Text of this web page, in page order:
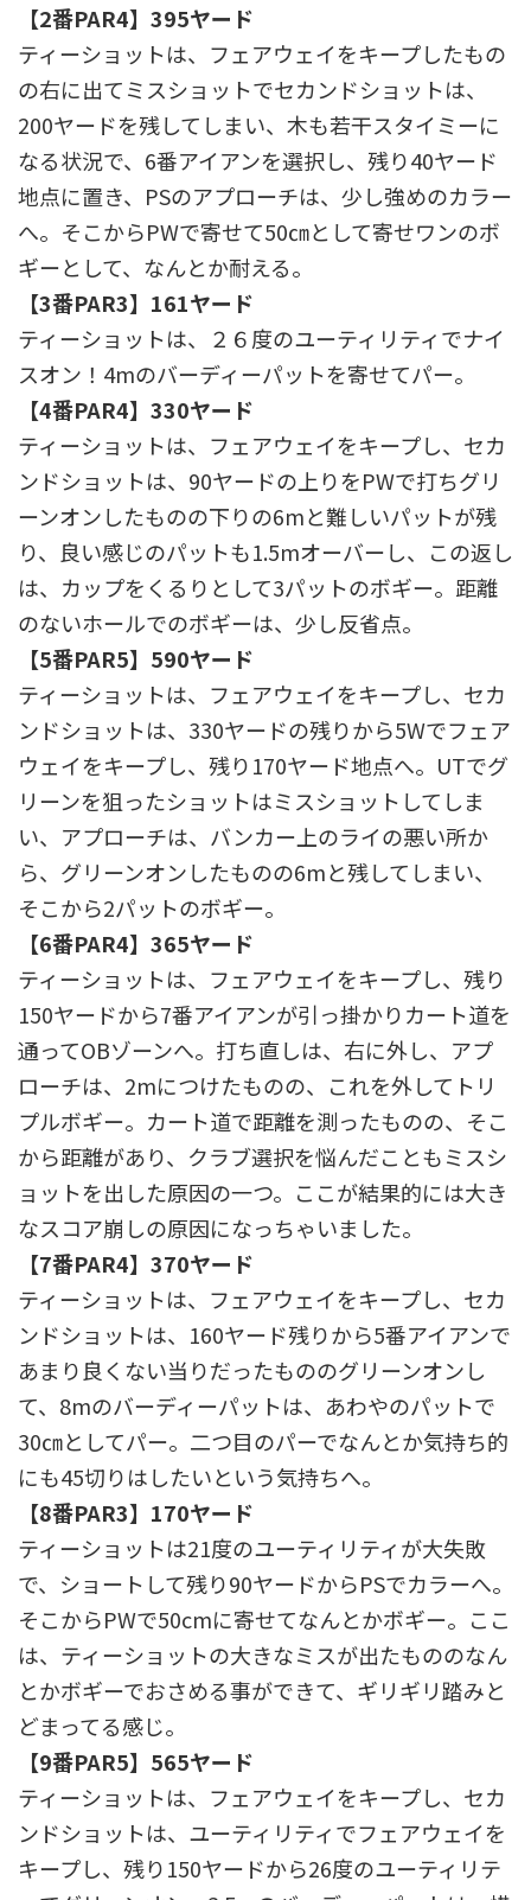
【2番PAR4】395ヤード
ティーショットは、フェアウェイをキープしたもの
の右に出てミスショットでセカンドショットは、
200ヤードを残してしまい、木も若干スタイミーに
なる状況で、6番アイアンを選択し、残り40ヤード
地点に置き、PSのアプローチは、少し強めのカラー
へ。そこからPWで寄せて50㎝として寄せワンのボ
ギーとして、なんとか耐える。
【3番PAR3】161ヤード
ティーショットは、２６度のユーティリティでナイ
スオン！4mのバーディーパットを寄せてパー。
【4番PAR4】330ヤード
ティーショットは、フェアウェイをキープし、セカ
ンドショットは、90ヤードの上りをPWで打ちグリ
ーンオンしたものの下りの6mと難しいパットが残
り、良い感じのパットも1.5mオーバーし、この返し
は、カップをくるりとして3パットのボギー。距離
のないホールでのボギーは、少し反省点。
【5番PAR5】590ヤード
ティーショットは、フェアウェイをキープし、セカ
ンドショットは、330ヤードの残りから5Wでフェア
ウェイをキープし、残り170ヤード地点へ。UTでグ
リーンを狙ったショットはミスショットしてしま
い、アプローチは、バンカー上のライの悪い所か
ら、グリーンオンしたものの6mと残してしまい、
そこから2パットのボギー。
【6番PAR4】365ヤード
ティーショットは、フェアウェイをキープし、残り
150ヤードから7番アイアンが引っ掛かりカート道を
通ってOBゾーンへ。打ち直しは、右に外し、アプ
ローチは、2mにつけたものの、これを外してトリ
プルボギー。カート道で距離を測ったものの、そこ
から距離があり、クラブ選択を悩んだこともミスシ
ョットを出した原因の一つ。ここが結果的には大き
なスコア崩しの原因になっちゃいました。
【7番PAR4】370ヤード
ティーショットは、フェアウェイをキープし、セカ
ンドショットは、160ヤード残りから5番アイアンで
あまり良くない当りだったもののグリーンオンし
て、8mのバーディーパットは、あわやのパットで
30㎝としてパー。二つ目のパーでなんとか気持ち的
にも45切りはしたいという気持ちへ。
【8番PAR3】170ヤード
ティーショットは21度のユーティリティが大失敗
で、ショートして残り90ヤードからPSでカラーへ。
そこからPWで50cmに寄せてなんとかボギー。ここ
は、ティーショットの大きなミスが出たもののなん
とかボギーでおさめる事ができて、ギリギリ踏みと
どまってる感じ。
【9番PAR5】565ヤード
ティーショットは、フェアウェイをキープし、セカ
ンドショットは、ユーティリティでフェアウェイを
キープし、残り150ヤードから26度のユーティリテ